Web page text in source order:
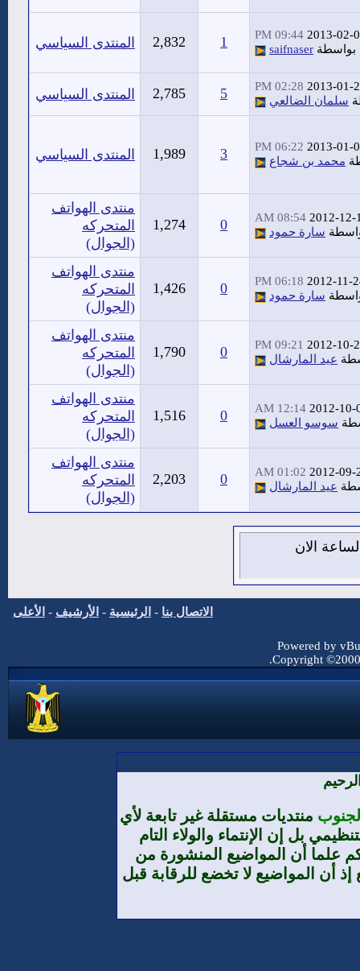
2013-02-
09:44 PM
بواسطة saifnaser
1
2,832 المنتدى السياسي
2013-01-
02:28 PM
سلمان الضالعي 5
2,785 المنتدى السياسي
2013-01-
06:22 PM
محمد بن شجاع 3
1,989 المنتدى السياسي
2012-12-
08:54 AM
سارة حمود 0
1,274
منتدى الهواتف
المتحركه
(الجوال)
2012-11-
06:18 PM
سارة حمود 0
1,426
منتدى الهواتف
المتحركه
(الجوال)
2012-10-
09:21 PM
عيد المارشال 0
1,790
منتدى الهواتف
المتحركه
(الجوال)
2012-10-
12:14 AM
سوسو العسل 0
1,516
منتدى الهواتف
المتحركه
(الجوال)
2012-09-
01:02 AM
عيد المارشال 0
2,203
منتدى الهواتف
المتحركه
(الجوال)
من اغسطس 2026 , الساعة الان
الاتصال بنا - الرئيسية - الأرشيف - الأعلى
Powered by
Copyright
منتديات مستقلة غير تابعة لأي
بل إن الإنتماء والولاء التام
علما أن المواضيع المنشورة من
أن المواضيع لا تخضع للرقابة قبل